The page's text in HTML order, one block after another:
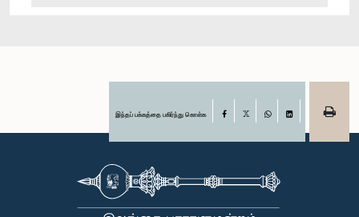
இந்தப் பக்கத்தை பகிர்ந்து கொள்க Facebook